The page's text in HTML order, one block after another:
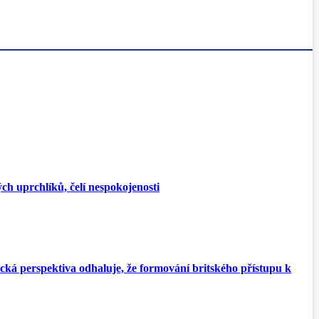
uprchlíků, čelí nespokojenosti
perspektiva odhaluje, že formování britského přístupu k